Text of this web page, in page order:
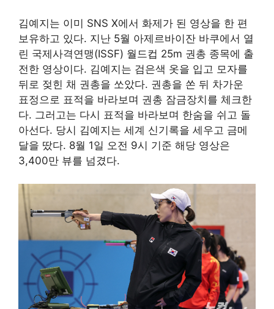
김예지는 이미 SNS X에서 화제가 된 영상을 한 편
보유하고 있다. 지난 5월 아제르바이잔 바쿠에서 열
린 국제사격연맹(ISSF) 월드컵 25m 권총 종목에 출
전한 영상이다. 김예지는 검은색 옷을 입고 모자를
뒤로 젖힌 채 권총을 쏘았다. 권총을 쏜 뒤 차가운
표정으로 표적을 바라보며 권총 잠금장치를 체크한
다. 그러고는 다시 표적을 바라보며 한숨을 쉬고 돌
아선다. 당시 김예지는 세계 신기록을 세우고 금메
달을 땄다. 8월 1일 오전 9시 기준 해당 영상은
3,400만 뷰를 넘겼다.